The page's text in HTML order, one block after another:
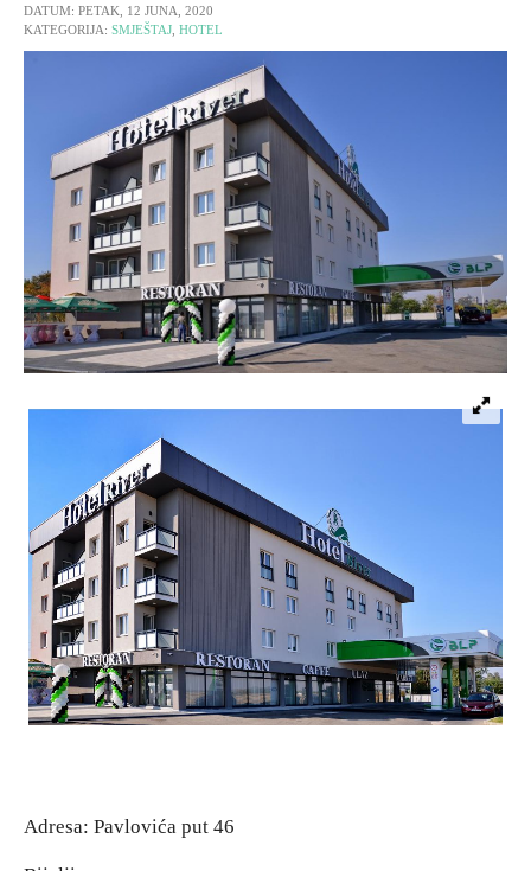
DATUM: PETAK, 12 JUNA, 2020
KATEGORIJA: SMJEŠTAJ HOTEL
Adresa: Pavlovića put 46